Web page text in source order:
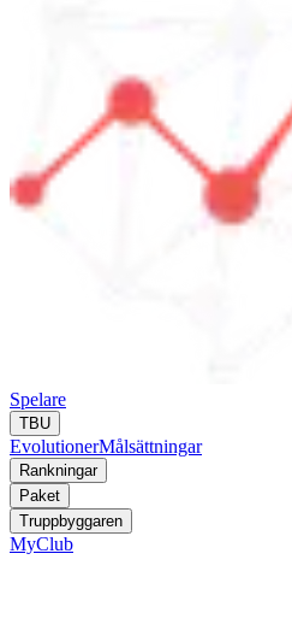
Spelare
TBU
EvolutionerMålsättningar
Rankningar
Paket
Truppbyggaren
MyClub